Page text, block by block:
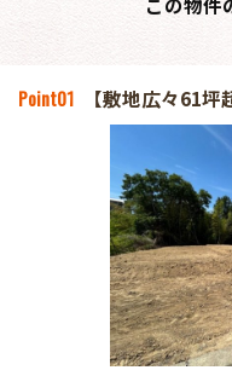
Point01 【敷地広々61